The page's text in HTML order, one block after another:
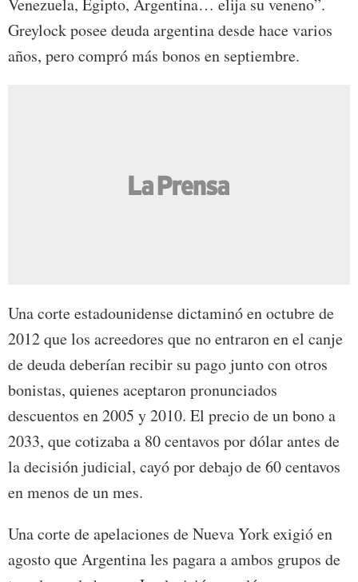
Venezuela, Egipto, Argentina… elija su veneno”.
Greylock posee deuda argentina desde hace varios
años, pero compró más bonos en septiembre.
Una corte estadounidense dictaminó en octubre de
2012 que los acreedores que no entraron en el canje
de deuda deberían recibir su pago junto con otros
bonistas, quienes aceptaron pronunciados
descuentos en 2005 y 2010. El precio de un bono a
2033, que cotizaba a 80 centavos por dólar antes de
la decisión judicial, cayó por debajo de 60 centavos
en menos de un mes.
Una corte de apelaciones de Nueva York exigió en
agosto que Argentina les pagara a ambos grupos de